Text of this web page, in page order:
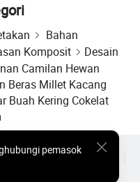
Bahan
Komposit
Desain
Camilan Hewan
Beras Millet Kacang
Buah Kering Cokelat
pemasok
Produk Panas Grosir